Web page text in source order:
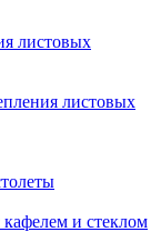
листовых
листовых
и стеклом